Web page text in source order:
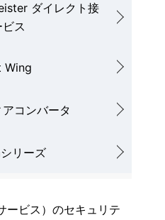
ダイレクト接
ス
Wing
アコンバータ
リーズ
ービス）のセキュリテ